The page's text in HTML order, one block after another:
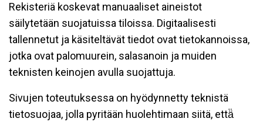
Rekisteriä koskevat manuaaliset aineistot
säilytetään suojatuissa tiloissa. Digitaalisesti
tallennetut ja käsiteltävät tiedot ovat tietokannoissa,
jotka ovat palomuurein, salasanoin ja muiden
teknisten keinojen avulla suojattuja.
Sivujen toteutuksessa on hyödynnetty teknistä
tietosuojaa, jolla pyritään huolehtimaan siitä, että̈